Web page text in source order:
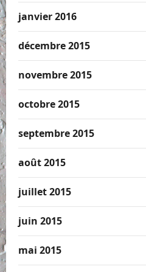
janvier 2016
décembre 2015
novembre 2015
octobre 2015
septembre 2015
août 2015
juillet 2015
juin 2015
mai 2015